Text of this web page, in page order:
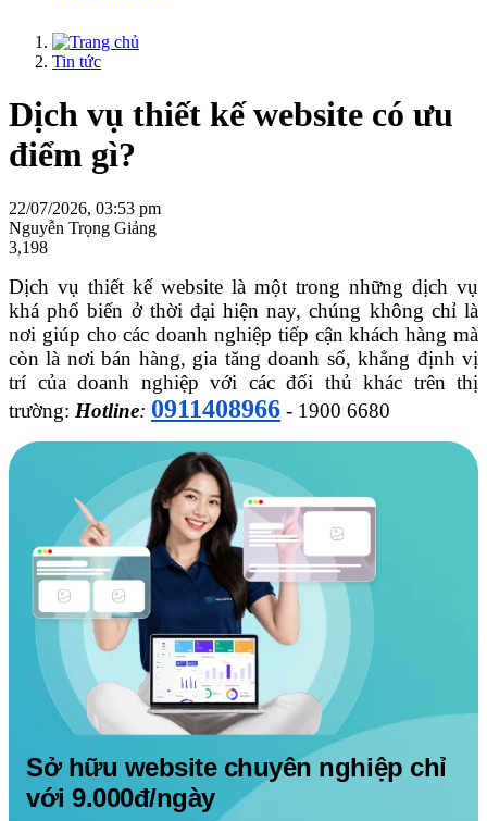
Tin tức
Dịch vụ thiết kế website có ưu
điểm gì?
22/07/2026, 03:53 pm
Nguyễn Trọng Giảng
3,198
Dịch vụ thiết kế website là một trong những dịch vụ
khá phổ biến ở thời đại hiện nay, chúng không chỉ là
nơi giúp cho các doanh nghiệp tiếp cận khách hàng mà
còn là nơi bán hàng, gia tăng doanh số, khẳng định vị
trí của doanh nghiệp với các đối thủ khác trên thị
trường: Hotline: 0911408966 - 1900 6680
Sở hữu website chuyên nghiệp chỉ
với 9.000đ/ngày